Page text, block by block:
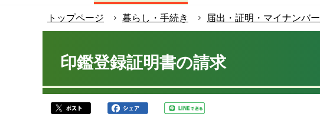
トップページ 暮らし・手続き 届出・証明・マイナンバー
印鑑登録証明書の請求